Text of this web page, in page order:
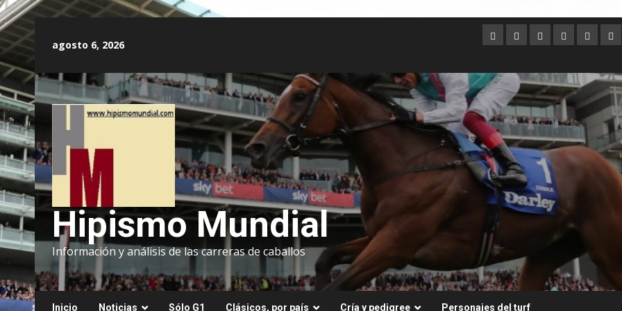
contenido
agosto 6, 2026
Argentina
AustraliaBrasilChileDubai
Hipismo Mundial
Información y análisis de las carreras de caballos
Inicio Noticias Sólo G1 Clásicos, por país Cría y pedigree Personajes del turf